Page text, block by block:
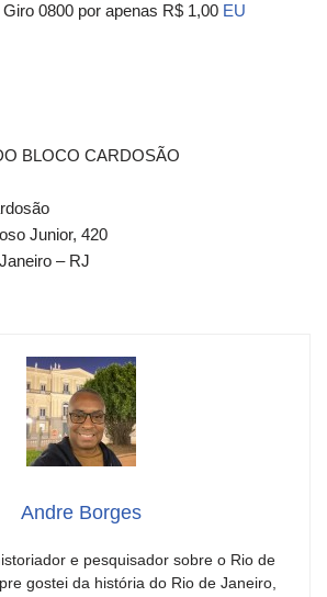
0800 por apenas R$ 1,00 EU
BLOCO CARDOSÃO
Junior, 420
– RJ
Andre Borges
e pesquisador sobre o Rio de
gostei da história do Rio de Janeiro,